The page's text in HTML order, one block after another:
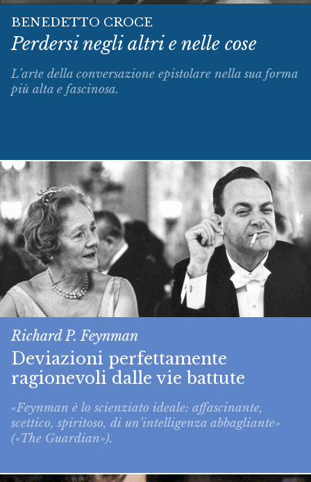
BENEDETTO CROCE
Perdersi negli altri e nelle cose
L’arte della conversazione epistolare nella sua forma
più alta e fascinosa.
Richard P. Feynman
Deviazioni perfettamente
ragionevoli dalle vie battute
«Feynman è lo scienziato ideale: affascinante,
scettico, spiritoso, di un’intelligenza abbagliante»
(«The Guardian»).